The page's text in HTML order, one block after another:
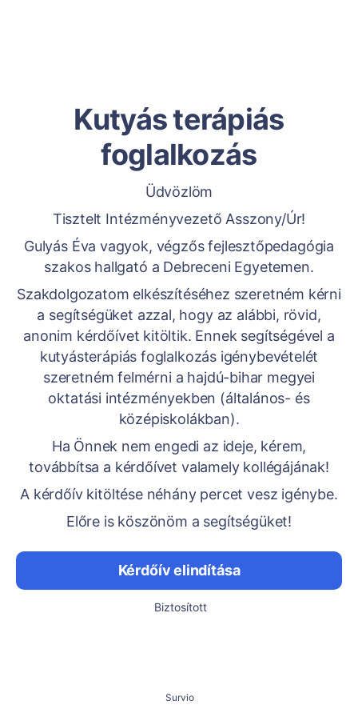
Kutyás terápiás
foglalkozás
Üdvözlöm
Tisztelt Intézményvezető Asszony/Úr!
Gulyás Éva vagyok, végzős fejlesztőpedagógia
szakos hallgató a Debreceni Egyetemen.
Szakdolgozatom elkészítéséhez szeretném kérni
a segítségüket azzal, hogy az alábbi, rövid,
anonim kérdőívet kitöltik. Ennek segítségével a
kutyásterápiás foglalkozás igénybevételét
szeretném felmérni a hajdú-bihar megyei
oktatási intézményekben (általános- és
középiskolákban).
Ha Önnek nem engedi az ideje, kérem,
továbbítsa a kérdőívet valamely kollégájának!
A kérdőív kitöltése néhány percet vesz igénybe.
Előre is köszönöm a segítségüket!
Kérdőív elindítása
Biztosított
Survio